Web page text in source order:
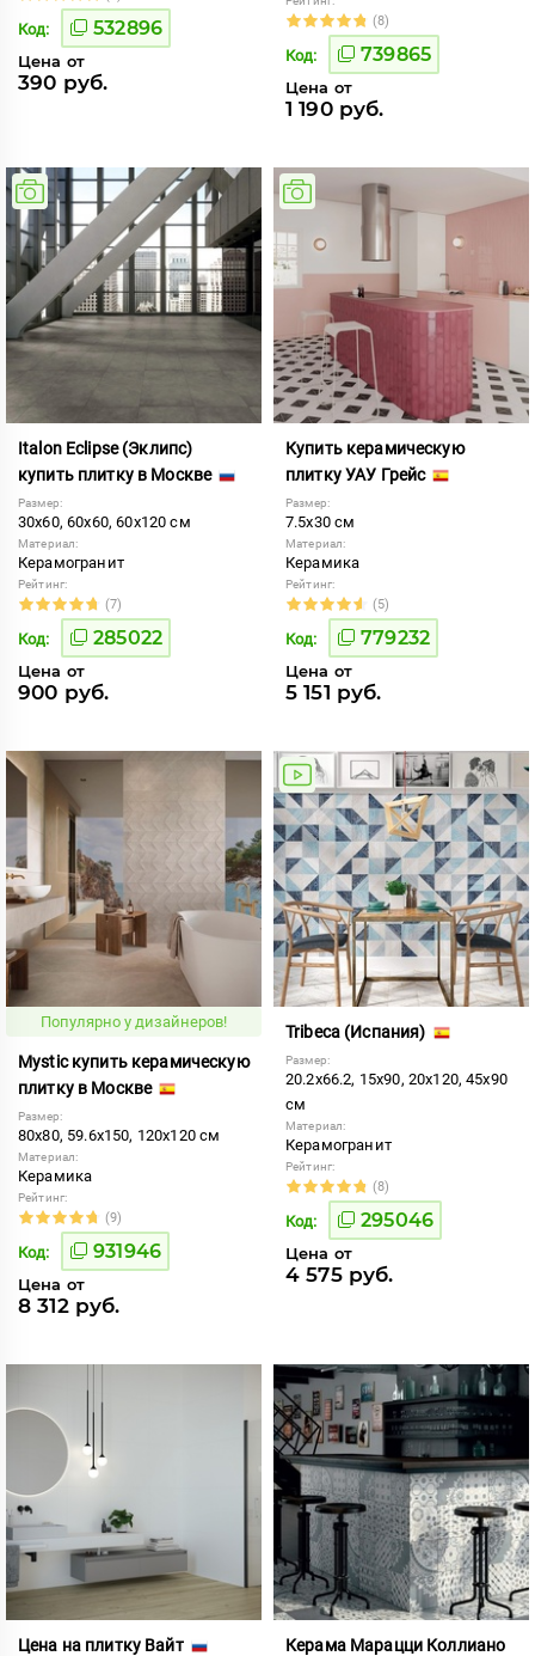
Код: 532896
Цена от
390 руб.
(8)
Код: 739865
Цена от
1 190 руб.
Italon Eclipse (Эклипс)
купить плитку в Москве
Размер:
30x60, 60x60, 60x120 см
Материал:
Керамогранит
Рейтинг:
(7)
Код: 285022
Цена от
900 руб.
Купить керамическую
плитку УАУ Грейс
Размер:
7.5x30 см
Материал:
Керамика
Рейтинг:
(5)
Код: 779232
Цена от
5 151 руб.
Популярно у дизайнеров!
Mystic купить керамическую
плитку в Москве
Размер:
80x80, 59.6x150, 120x120 см
Материал:
Керамика
Рейтинг:
(9)
Код: 931946
Цена от
8 312 руб.
Tribeca (Испания)
Размер:
20.2x66.2, 15x90, 20x120, 45x90
см
Материал:
Керамогранит
Рейтинг:
(8)
Код: 295046
Цена от
4 575 руб.
Цена на плитку Вайт
Керама Марацци Коллиано